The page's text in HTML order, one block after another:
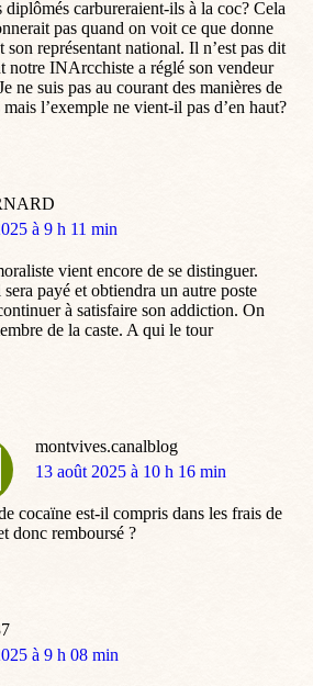
diplômés carbureraient-ils à la coc? Cela
pas quand on voit ce que donne
son représentant national. Il n’est pas dit
notre INArcchiste a réglé son vendeur
ne suis pas au courant des manières de
mais l’exemple ne vient-il pas d’en haut?
à 9 h 11 min
vient encore de se distinguer.
payé et obtiendra un autre poste
à satisfaire son addiction. On
de la caste. A qui le tour
montvives.canalblog
dit
13 août 2025 à 10 h 16 min
cocaïne est-il compris dans les frais de
donc remboursé ?
à 9 h 08 min